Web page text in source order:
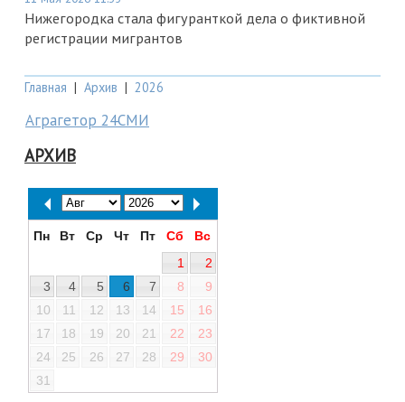
Нижегородка стала фигуранткой дела о фиктивной
регистрации мигрантов
Главная | Архив | 2026
Аграгетор 24СМИ
АРХИВ
Пн Вт Ср Чт Пт Сб
Вс
1
2
3
4 5 6 7 8
9
10
11 12 13 14 15
16
17
18 19 20 21 22
23
24
25 26 27 28 29
30
31